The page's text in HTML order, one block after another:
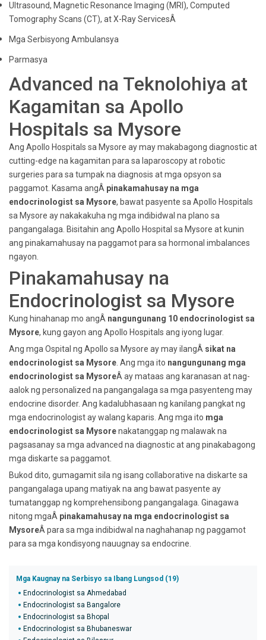
Ultrasound, Magnetic Resonance Imaging (MRI), Computed
Tomography Scans (CT), at X-Ray ServicesÂ
Mga Serbisyong Ambulansya
Parmasya
Advanced na Teknolohiya at
Kagamitan sa Apollo
Hospitals sa Mysore
Ang Apollo Hospitals sa Mysore ay may makabagong diagnostic at
cutting-edge na kagamitan para sa laparoscopy at robotic
surgeries para sa tumpak na diagnosis at mga opsyon sa
paggamot. Kasama angÂ pinakamahusay na mga
endocrinologist sa Mysore, bawat pasyente sa Apollo Hospitals
sa Mysore ay nakakakuha ng mga indibidwal na plano sa
pangangalaga. Bisitahin ang Apollo Hospital sa Mysore at kunin
ang pinakamahusay na paggamot para sa hormonal imbalances
ngayon.
Pinakamahusay na
Endocrinologist sa Mysore
Kung hinahanap mo angÂ nangungunang 10 endocrinologist sa
Mysore, kung gayon ang Apollo Hospitals ang iyong lugar.
Ang mga Ospital ng Apollo sa Mysore ay may ilangÂ sikat na
endocrinologist sa Mysore . Ang mga ito nangungunang mga
endocrinologist sa MysoreÂ ay mataas ang karanasan at nag-
aalok ng personalized na pangangalaga sa mga pasyenteng may
endocrine disorder. Ang kadalubhasaan ng kanilang pangkat ng
mga endocrinologist ay walang kaparis. Ang mga ito mga
endocrinologist sa Mysorenakatanggap ng malawak na
pagsasanay sa mga advanced na diagnostic at ang pinakabagong
mga diskarte sa paggamot.
Bukod dito, gumagamit sila ng isang collaborative na diskarte sa
pangangalaga upang matiyak na ang bawat pasyente ay
tumatanggap ng komprehensibong pangangalaga. Ginagawa
nitong mgaÂ pinakamahusay na mga endocrinologist sa
MysoreÂ para sa mga indibidwal na naghahanap ng paggamot
para sa mga kondisyong nauugnay sa endocrine.
Mga Kaugnay na Serbisyo sa Ibang Lungsod (19)
Endocrinologist sa Ahmedabad
Endocrinologist sa Bangalore
Endocrinologist sa Bhopal
Endocrinologist sa Bhubaneswar